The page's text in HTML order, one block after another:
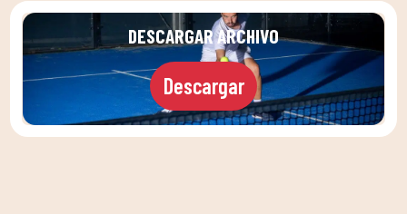
DESCARGAR ARCHIVO
Descargar